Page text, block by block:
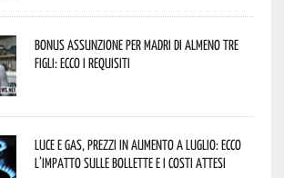
Bonus assunzione per madri di almeno tre
figli: ecco i requisiti
Luce e gas, prezzi in aumento a luglio: ecco
l’impatto sulle bollette e i costi attesi